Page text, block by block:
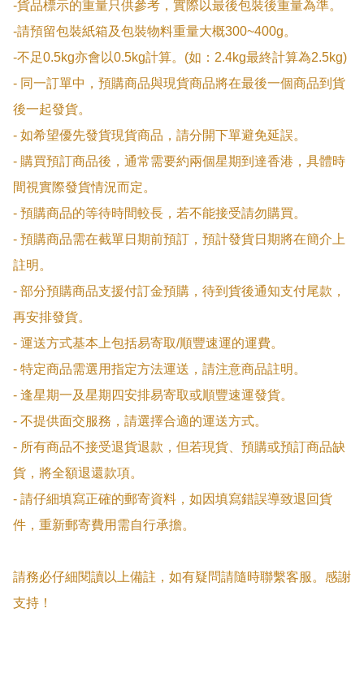
-貨品標示的重量只供參考，實際以最後包裝後重量為準。
-請預留包裝紙箱及包裝物料重量大概300~400g。
-不足0.5kg亦會以0.5kg計算。(如：2.4kg最終計算為2.5kg)
- 同一訂單中，預購商品與現貨商品將在最後一個商品到貨
後一起發貨。
- 如希望優先發貨現貨商品，請分開下單避免延誤。
- 購買預訂商品後，通常需要約兩個星期到達香港，具體時
間視實際發貨情況而定。
- 預購商品的等待時間較長，若不能接受請勿購買。
- 預購商品需在截單日期前預訂，預計發貨日期將在簡介上
註明。
- 部分預購商品支援付訂金預購，待到貨後通知支付尾款，
再安排發貨。
- 運送方式基本上包括易寄取/順豐速運的運費。
- 特定商品需選用指定方法運送，請注意商品註明。
- 逢星期一及星期四安排易寄取或順豐速運發貨。
- 不提供面交服務，請選擇合適的運送方式。
- 所有商品不接受退貨退款，但若現貨、預購或預訂商品缺
貨，將全額退還款項。
- 請仔細填寫正確的郵寄資料，如因填寫錯誤導致退回貨
件，重新郵寄費用需自行承擔。
請務必仔細閱讀以上備註，如有疑問請隨時聯繫客服。感謝
支持！